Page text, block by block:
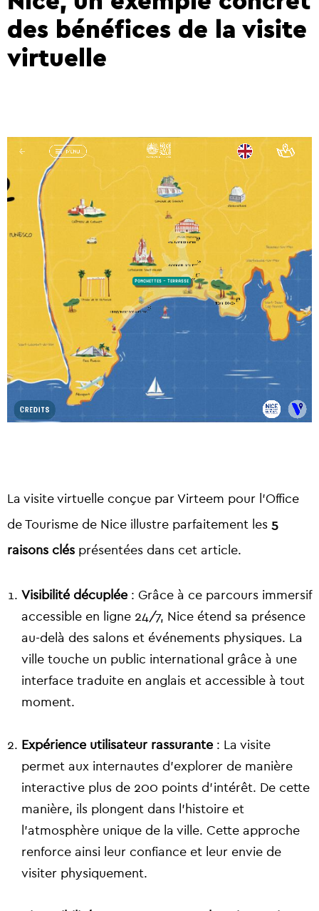
des bénéfices de la visite
virtuelle
La visite virtuelle conçue par Virteem pour l’Office
de Tourisme de Nice illustre parfaitement les 5
raisons clés présentées dans cet article.
Visibilité décuplée : Grâce à ce parcours immersif
accessible en ligne 24/7, Nice étend sa présence
au-delà des salons et événements physiques. La
ville touche un public international grâce à une
interface traduite en anglais et accessible à tout
moment.
Expérience utilisateur rassurante : La visite
permet aux internautes d’explorer de manière
interactive plus de 200 points d’intérêt. De cette
manière, ils plongent dans l’histoire et
l’atmosphère unique de la ville. Cette approche
renforce ainsi leur confiance et leur envie de
visiter physiquement.